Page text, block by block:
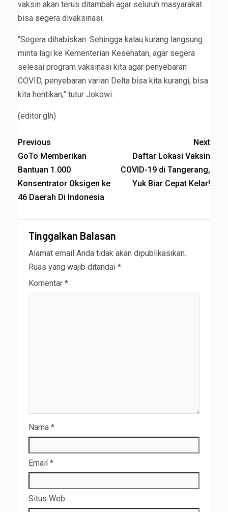
vaksin akan terus ditambah agar seluruh masyarakat
bisa segera divaksinasi.
“Segera dihabiskan. Sehingga kalau kurang langsung
minta lagi ke Kementerian Kesehatan, agar segera
selesai program vaksinasi kita agar penyebaran
COVID, penyebaran varian Delta bisa kita kurangi, bisa
kita hentikan,” tutur Jokowi.
(editor:glh)
Previous
GoTo Memberikan
Bantuan 1.000
Konsentrator Oksigen ke
46 Daerah Di Indonesia
Next
Daftar Lokasi Vaksin
COVID-19 di Tangerang,
Yuk Biar Cepat Kelar!
Tinggalkan Balasan
Alamat email Anda tidak akan dipublikasikan.
Ruas yang wajib ditandai *
Komentar *
Nama *
Email *
Situs Web